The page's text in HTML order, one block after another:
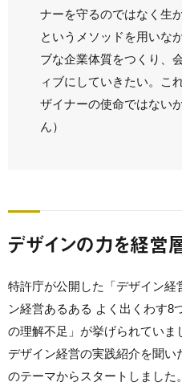
ナーを守るのではなく生
というメソッドを用いな
ブな企業体質をつくり、
ィブにしていきたい。こ
ザイナーの使命ではない
ん）
デザインの力を経営
特許庁が公開した「デザイン経
ン経営あるある よく出くわす8
の理解不足」が挙げられてい
デザイン経営の実践紹介を聞
のテーマからスタートしました。